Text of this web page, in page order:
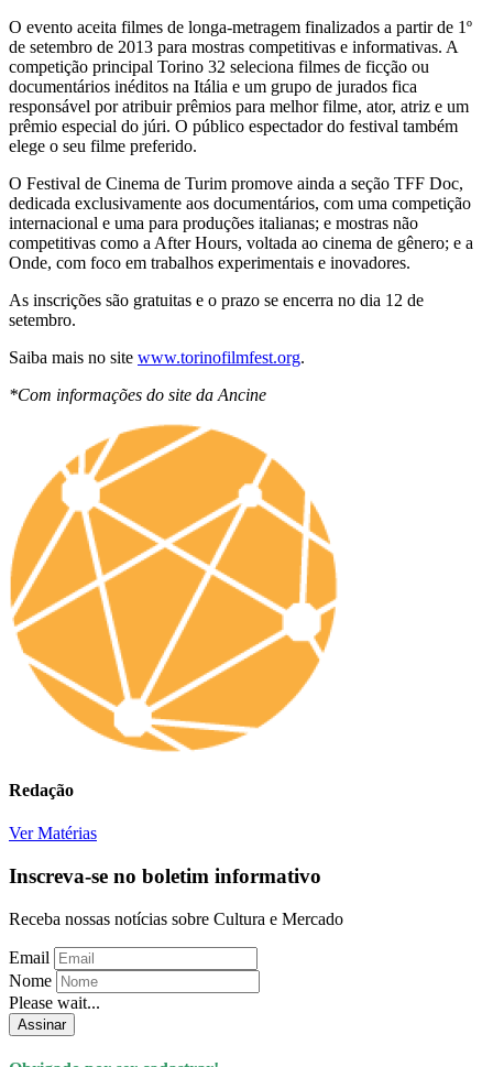
O evento aceita filmes de longa-metragem finalizados a partir de 1º
de setembro de 2013 para mostras competitivas e informativas. A
competição principal Torino 32 seleciona filmes de ficção ou
documentários inéditos na Itália e um grupo de jurados fica
responsável por atribuir prêmios para melhor filme, ator, atriz e um
prêmio especial do júri. O público espectador do festival também
elege o seu filme preferido.
O Festival de Cinema de Turim promove ainda a seção TFF Doc,
dedicada exclusivamente aos documentários, com uma competição
internacional e uma para produções italianas; e mostras não
competitivas como a After Hours, voltada ao cinema de gênero; e a
Onde, com foco em trabalhos experimentais e inovadores.
As inscrições são gratuitas e o prazo se encerra no dia 12 de
setembro.
Saiba mais no site www.torinofilmfest.org.
*Com informações do site da Ancine
Redação
Ver Matérias
Inscreva-se no boletim informativo
Receba nossas notícias sobre Cultura e Mercado
Email
Nome
Please wait...
Assinar